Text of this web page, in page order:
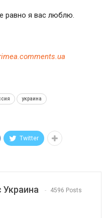
равно я вас люблю.
украина
Twitter
Украина 4596 Posts